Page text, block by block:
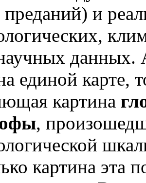
преданий) и
данных.
единой карте,
картина
,
картина эта